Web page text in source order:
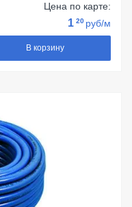
Цена по карте:
1 20 руб/м
В корзину